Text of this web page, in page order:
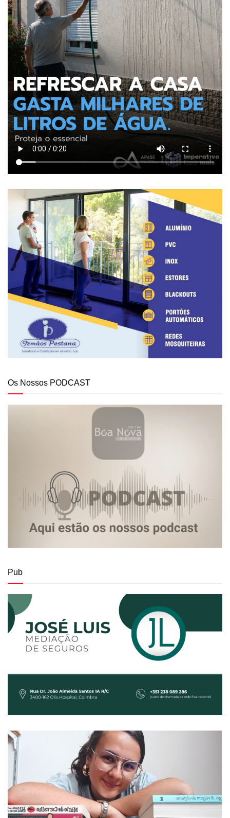
Os Nossos PODCAST
Pub